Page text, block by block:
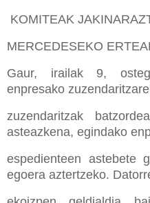
KOMITEAK
MERCEDESEKO
Gaur, irailak 9,
enpresako
zuzendaritzak
asteazkena, egindako
espedienteen astebete
egoera aztertzeko.